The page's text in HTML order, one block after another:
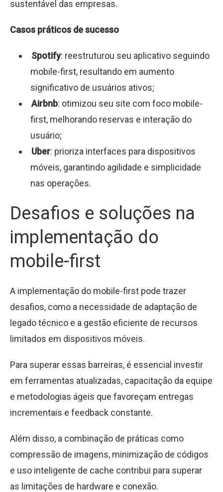
sustentável das empresas.
Casos práticos de sucesso
Spotify: reestruturou seu aplicativo seguindo
mobile-first, resultando em aumento
significativo de usuários ativos;
Airbnb: otimizou seu site com foco mobile-
first, melhorando reservas e interação do
usuário;
Uber: prioriza interfaces para dispositivos
móveis, garantindo agilidade e simplicidade
nas operações.
Desafios e soluções na
implementação do
mobile-first
A implementação do mobile-first pode trazer
desafios, como a necessidade de adaptação de
legado técnico e a gestão eficiente de recursos
limitados em dispositivos móveis.
Para superar essas barreiras, é essencial investir
em ferramentas atualizadas, capacitação da equipe
e metodologias ágeis que favoreçam entregas
incrementais e feedback constante.
Além disso, a combinação de práticas como
compressão de imagens, minimização de códigos
e uso inteligente de cache contribui para superar
as limitações de hardware e conexão.